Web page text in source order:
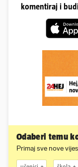
komentiraj i
Odaberi temu
Primaj sve nove